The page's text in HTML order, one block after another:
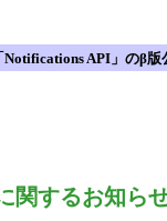
Notifications API」のβ版
関するお知ら